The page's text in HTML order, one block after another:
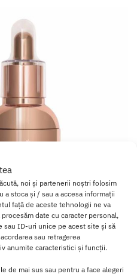
noi și partenerii noștri folosim
stoca și / sau a accesa informații
față de aceste tehnologii ne va
date cu caracter personal,
sau ID-uri unice pe acest site și să
sau retragerea
anumite caracteristici și funcții.
de mai sus sau pentru a face alegeri
fuziune senzuala de uleiuri
de calitatepremium
este
in care iubesti.
intensa si mai profunda.